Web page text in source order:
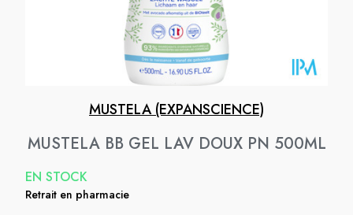
MUSTELA (EXPANSCIENCE)
MUSTELA BB GEL LAV DOUX PN 500ML
EN STOCK
Retrait en pharmacie